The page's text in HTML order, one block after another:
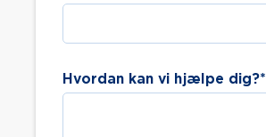
Hvordan kan vi hjælpe dig?*